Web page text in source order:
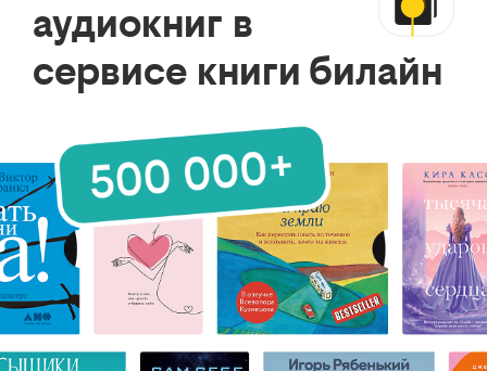
аудиокниг в
сервисе книги билайн